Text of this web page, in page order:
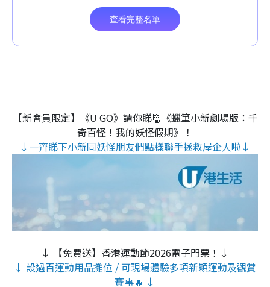
【新會員限定】《U GO》請你睇👹《蠟筆小新劇場版：千
奇百怪！我的妖怪假期》！
↓一齊睇下小新同妖怪朋友們點樣聯手拯救屋企人啦↓
↓ 【免費送】香港運動節2026電子門票！↓
↓ 設過百運動用品攤位 / 可現場體驗多項新穎運動及觀賞
賽事🔥 ↓